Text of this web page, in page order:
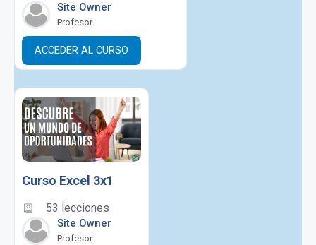
Site Owner
Profesor
ACCEDER AL CURSO
Curso Excel 3x1
53 lecciones
Site Owner
Profesor